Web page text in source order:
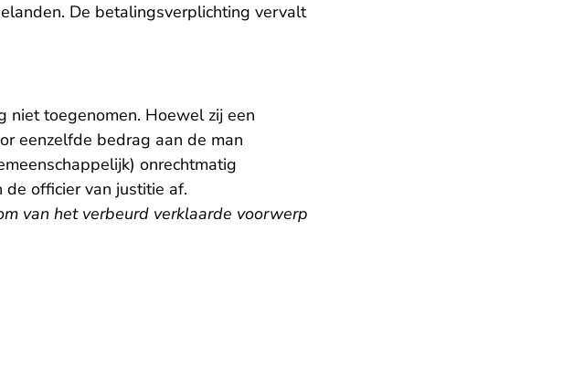
De betalingsverplichting vervalt
toegenomen. Hoewel zij een
eenzelfde bedrag aan de man
onrechtmatig
officier van justitie af.
van het verbeurd verklaarde voorwerp